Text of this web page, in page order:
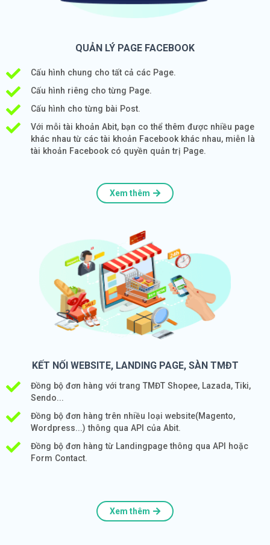
QUẢN LÝ PAGE FACEBOOK
Cấu hình chung cho tất cả các Page.
Cấu hình riêng cho từng Page.
Cấu hình cho từng bài Post.
Với mỗi tài khoản Abit, bạn co thể thêm được nhiều page
khác nhau từ các tài khoản Facebook khác nhau, miễn là
tài khoản Facebook có quyền quản trị Page.
Xem thêm
KẾT NỐI WEBSITE, LANDING PAGE, SÀN TMĐT
Đồng bộ đơn hàng với trang TMĐT Shopee, Lazada, Tiki,
Sendo...
Đồng bộ đơn hàng trên nhiều loại website(Magento,
Wordpress...) thông qua API của Abit.
Đồng bộ đơn hàng từ Landingpage thông qua API hoặc
Form Contact.
Xem thêm